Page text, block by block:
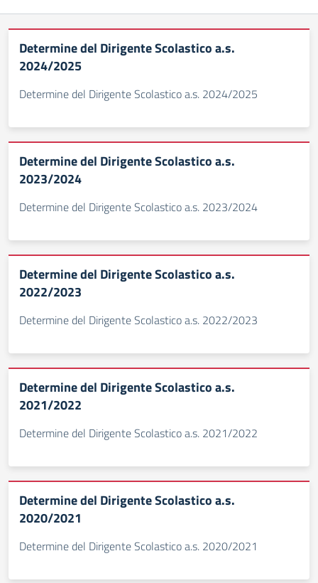
Determine del Dirigente Scolastico a.s.
2024/2025
Determine del Dirigente Scolastico a.s. 2024/2025
Determine del Dirigente Scolastico a.s.
2023/2024
Determine del Dirigente Scolastico a.s. 2023/2024
Determine del Dirigente Scolastico a.s.
2022/2023
Determine del Dirigente Scolastico a.s. 2022/2023
Determine del Dirigente Scolastico a.s.
2021/2022
Determine del Dirigente Scolastico a.s. 2021/2022
Determine del Dirigente Scolastico a.s.
2020/2021
Determine del Dirigente Scolastico a.s. 2020/2021